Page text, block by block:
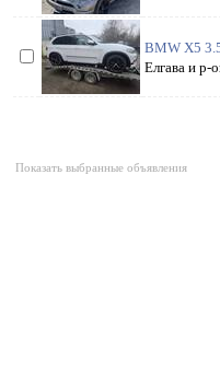
BMW X5
Елгава и р-
Показать выбранные объявления